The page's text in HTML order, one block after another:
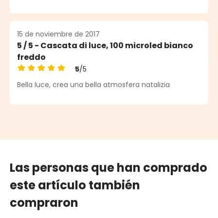
15 de noviembre de 2017
5 / 5 - Cascata di luce, 100 microled bianco
freddo
Calificación promedio de 5 de 5 estrellas
5/5
Bella luce, crea una bella atmosfera natalizia
Las personas que han comprado
este artículo también
compraron